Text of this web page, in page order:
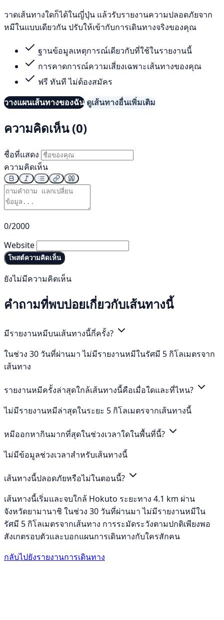
วาดเส้นทางใดก็ได้ในญี่ปุ่น แล้วรับรายงานความปลอดภัยจาก
หมีในแบบเดียวกัน ปรับให้เข้ากับการเดินทางจริงของคุณ
ฐานข้อมูลเหตุการณ์เดียวกับที่ใช้ในรายงานนี้
การคาดการณ์ความเสี่ยงเฉพาะเส้นทางของคุณ
ฟรี ทันที ไม่ต้องสมัคร
วางแผนเส้นทางของฉัน ดูเส้นทางอื่นเพิ่มเติม
ความคิดเห็น (0)
ชื่อที่แสดง
ความคิดเห็น
0/2000
Website
โพสต์ความคิดเห็น
ยังไม่มีความคิดเห็น
คำถามที่พบบ่อยเกี่ยวกับเส้นทางนี้
มีรายงานหมีบนเส้นทางนี้กี่ครั้ง?
ในช่วง 30 วันที่ผ่านมา ไม่มีรายงานหมีในรัศมี 5 กิโลเมตรจาก
เส้นทาง
รายงานหมีครั้งล่าสุดใกล้เส้นทางนี้คือเมื่อใดและที่ไหน?
ไม่มีรายงานหมีล่าสุดในระยะ 5 กิโลเมตรจากเส้นทางนี้
หมีออกหากินมากที่สุดในช่วงเวลาใดในพื้นที่นี้?
ไม่มีข้อมูลช่วงเวลาสำหรับเส้นทางนี้
เส้นทางนี้ปลอดภัยหรือไม่ในตอนนี้?
เส้นทางนี้เริ่มและจบใกล้ Hokuto ระยะทาง 4.1 km ผ่าน
จังหวัดยามานาชิ ในช่วง 30 วันที่ผ่านมา ไม่มีรายงานหมีใน
รัศมี 5 กิโลเมตรจากเส้นทาง การระมัดระวังตามปกติเพียงพอ
สังเกตรอบตัวและบอกแผนการเดินทางกับใครสักคน
กลับไปยังรายงานการเดินทาง